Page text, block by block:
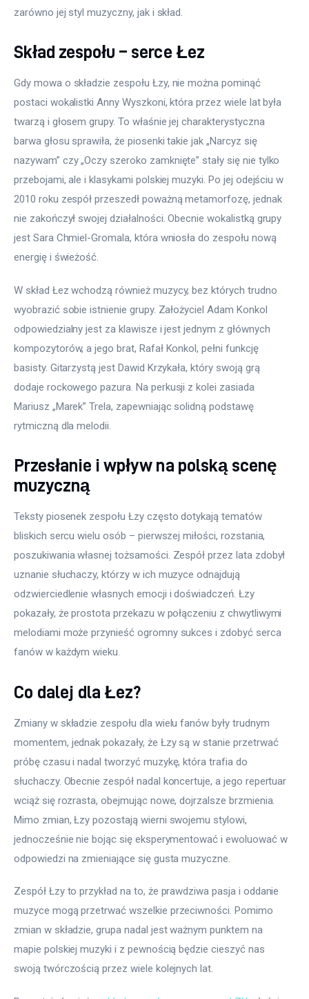
zarówno jej styl muzyczny, jak i skład.
Skład zespołu – serce Łez
Gdy mowa o składzie zespołu Łzy, nie można pominąć
postaci wokalistki Anny Wyszkoni, która przez wiele lat była
twarzą i głosem grupy. To właśnie jej charakterystyczna
barwa głosu sprawiła, że piosenki takie jak „Narcyz się
nazywam” czy „Oczy szeroko zamknięte” stały się nie tylko
przebojami, ale i klasykami polskiej muzyki. Po jej odejściu w
2010 roku zespół przeszedł poważną metamorfozę, jednak
nie zakończył swojej działalności. Obecnie wokalistką grupy
jest Sara Chmiel-Gromala, która wniosła do zespołu nową
energię i świeżość.
W skład Łez wchodzą również muzycy, bez których trudno
wyobrazić sobie istnienie grupy. Założyciel Adam Konkol
odpowiedzialny jest za klawisze i jest jednym z głównych
kompozytorów, a jego brat, Rafał Konkol, pełni funkcję
basisty. Gitarzystą jest Dawid Krzykała, który swoją grą
dodaje rockowego pazura. Na perkusji z kolei zasiada
Mariusz „Marek” Trela, zapewniając solidną podstawę
rytmiczną dla melodii.
Przesłanie i wpływ na polską scenę
muzyczną
Teksty piosenek zespołu Łzy często dotykają tematów
bliskich sercu wielu osób – pierwszej miłości, rozstania,
poszukiwania własnej tożsamości. Zespół przez lata zdobył
uznanie słuchaczy, którzy w ich muzyce odnajdują
odzwierciedlenie własnych emocji i doświadczeń. Łzy
pokazały, że prostota przekazu w połączeniu z chwytliwymi
melodiami może przynieść ogromny sukces i zdobyć serca
fanów w każdym wieku.
Co dalej dla Łez?
Zmiany w składzie zespołu dla wielu fanów były trudnym
momentem, jednak pokazały, że Łzy są w stanie przetrwać
próbę czasu i nadal tworzyć muzykę, która trafia do
słuchaczy. Obecnie zespół nadal koncertuje, a jego repertuar
wciąż się rozrasta, obejmując nowe, dojrzalsze brzmienia.
Mimo zmian, Łzy pozostają wierni swojemu stylowi,
jednocześnie nie bojąc się eksperymentować i ewoluować w
odpowiedzi na zmieniające się gusta muzyczne.
Zespół Łzy to przykład na to, że prawdziwa pasja i oddanie
muzyce mogą przetrwać wszelkie przeciwności. Pomimo
zmian w składzie, grupa nadal jest ważnym punktem na
mapie polskiej muzyki i z pewnością będzie cieszyć nas
swoją twórczością przez wiele kolejnych lat.